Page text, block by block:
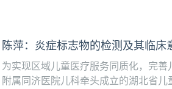
为实现区域儿童医疗服务同质化，完
附属同济医院儿科牵头成立的湖北省